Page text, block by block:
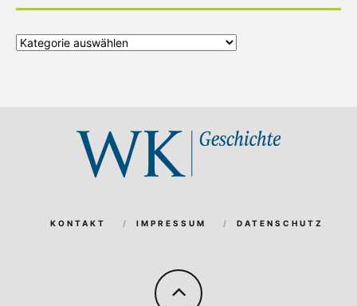
Alle
KONTAKT IMPRESSUM DATENSCHUTZ